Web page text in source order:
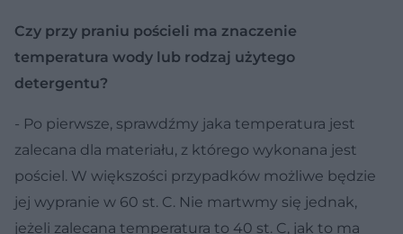
Czy przy praniu pościeli ma znaczenie
temperatura wody lub rodzaj użytego
detergentu?
- Po pierwsze, sprawdźmy jaka temperatura jest
zalecana dla materiału, z którego wykonana jest
pościel. W większości przypadków możliwe będzie
jej wypranie w 60 st. C. Nie martwmy się jednak,
jeżeli zalecana temperatura to 40 st. C, jak to ma